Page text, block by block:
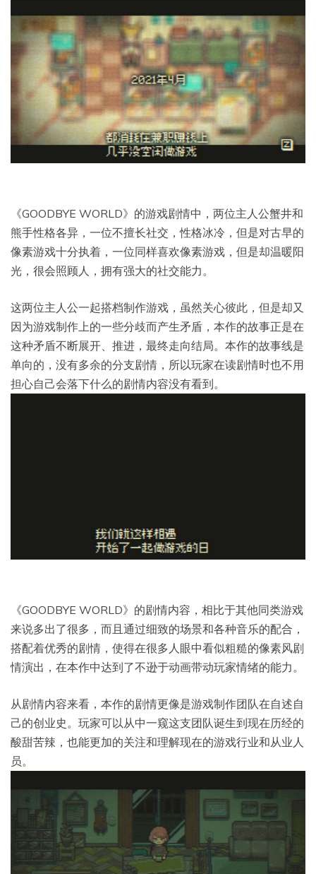
《GOODBYE WORLD》的游戏剧情中，两位主人公蟹井和
熊手性格各异，一位不擅长社交，性格冰冷，但是对古早的
像素游戏十分执着，一位同样喜欢像素游戏，但是却温暖阳
光，很会照顾人，拥有强大的社交能力。
这两位主人公一起搭档制作游戏，虽然关心彼此，但是却又
因为游戏制作上的一些分歧而产生矛盾，本作的故事正是在
这种矛盾不断展开、推进，最终走向结局。本作的故事线是
单向的，没有多余的分支剧情，所以玩家在读剧情时也不用
担心自己会落下什么的剧情内容没有看到。
《GOODBYE WORLD》的剧情内容，相比于其他同类游戏
来说多出了很多，而且通过细致的场景和各种音乐的配合，
搭配着优秀的剧情，使得在很多人眼中看似粗糙的像素风剧
情演出，在本作中达到了不逊于动画带动玩家情绪的能力。
从剧情内容来看，本作的剧情更像是游戏制作团队在自述自
己的创业史。玩家可以从中一窥这支团队诞生到现在历经的
酸甜苦辣，也能更加的关注和理解现在的游戏行业和从业人
员。